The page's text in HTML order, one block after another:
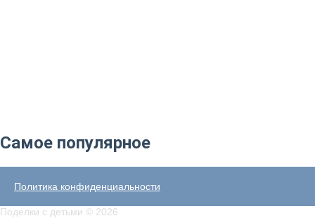
Самое популярное
Политика конфиденциальности
Поделки с детьми © 2026